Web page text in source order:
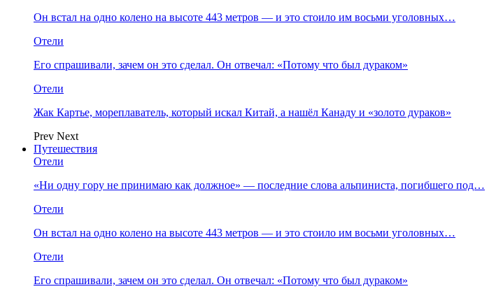
Он встал на одно колено на высоте 443 метров — и это стоило им восьми уголовных…
Отели
Его спрашивали, зачем он это сделал. Он отвечал: «Потому что был дураком»
Отели
Жак Картье, мореплаватель, который искал Китай, а нашёл Канаду и «золото дураков»
Prev Next
Путешествия
Отели
«Ни одну гору не принимаю как должное» — последние слова альпиниста, погибшего под…
Отели
Он встал на одно колено на высоте 443 метров — и это стоило им восьми уголовных…
Отели
Его спрашивали, зачем он это сделал. Он отвечал: «Потому что был дураком»